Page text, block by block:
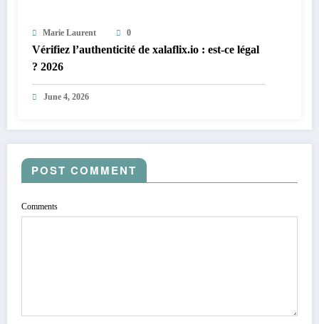
Marie Laurent 0
Vérifiez l’authenticité de xalaflix.io : est-ce légal
? 2026
June 4, 2026
POST COMMENT
Comments